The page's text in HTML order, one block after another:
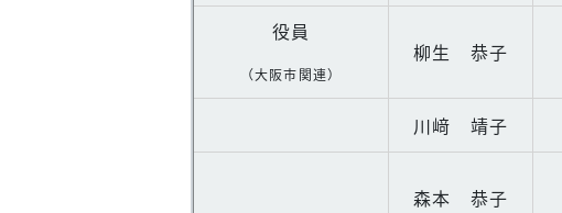
役員
（大阪市関連）
柳生 恭子
川﨑 靖子
森本 恭子